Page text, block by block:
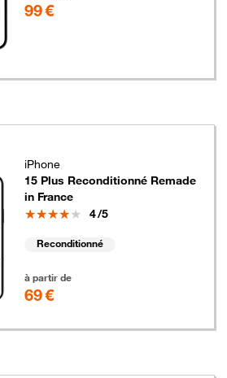
99 €
iPhone
15 Plus Reconditionné Remade
in France
Note
4/5
Reconditionné
à partir de
69 €